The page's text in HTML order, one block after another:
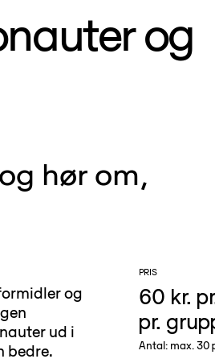
og
hør om,
og
ud i
bedre.
PRIS
60 kr.
pr.
Antal: max. 30